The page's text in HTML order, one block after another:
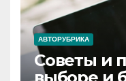
АВТОРУБРИКА
Советы и